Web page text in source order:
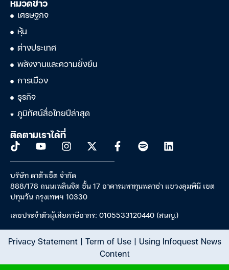
หมวดข่าว
เศรษฐกิจ
หุ้น
ต่างประเทศ
พลังงานและความยั่งยืน
การเมือง
ธุรกิจ
ภูมิทัศน์สื่อไทยปีล่าสุด
ติดตามเราได้ที่
บริษัท ดาต้าเซ็ต จำกัด
888/178 ถนนเพลินจิต ชั้น 17 อาคารมหาทุนพลาซ่า แขวงลุมพินี เขต
ปทุมวัน กรุงเทพฯ 10330
เลขประจำตัวผู้เสียภาษีอากร: 0105533120440 (สนญ.)
Privacy Statement| Term of Use| Using Infoquest News
Content